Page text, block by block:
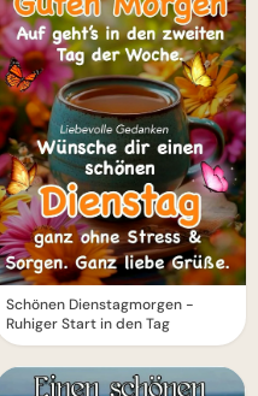
Schönen Dienstagmorgen -
Ruhiger Start in den Tag